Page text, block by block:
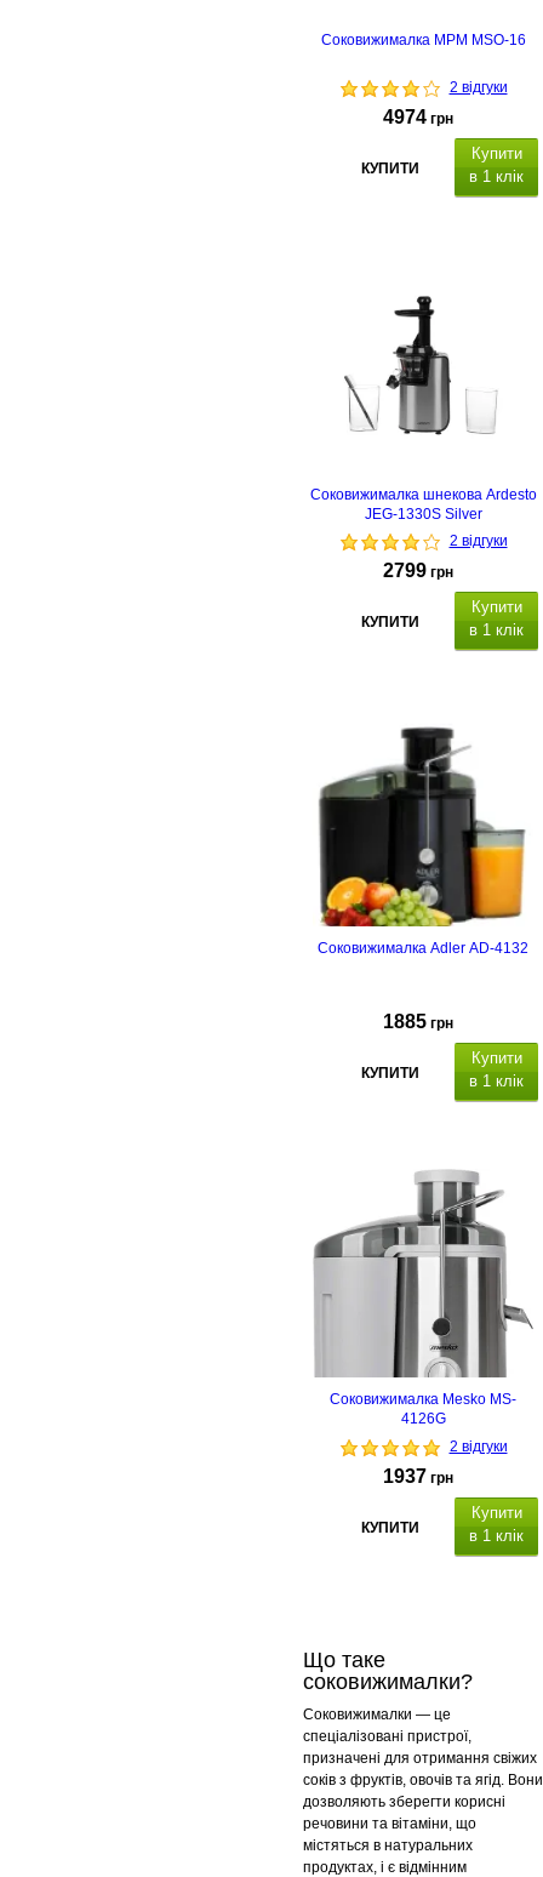
Соковижималка MPM MSO-16
2 відгуки
4974 грн
КУПИТИ
Купити
в 1 клік
Соковижималка шнекова Ardesto
JEG-1330S Silver
2 відгуки
2799 грн
КУПИТИ
Купити
в 1 клік
Соковижималка Adler AD-4132
1885 грн
КУПИТИ
Купити
в 1 клік
Соковижималка Mesko MS-
4126G
2 відгуки
1937 грн
КУПИТИ
Купити
в 1 клік
Що таке
соковижималки?
Соковижималки — це
спеціалізовані пристрої,
призначені для отримання свіжих
соків з фруктів, овочів та ягід. Вони
дозволяють зберегти корисні
речовини та вітаміни, що
містяться в натуральних
продуктах, і є відмінним